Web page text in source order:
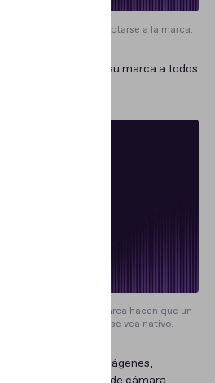
también puede adaptarse a la marca.
asignar el color de su marca a todos
en los colores de la marca hacen que un
identidad integrado se vea nativo.
agregar logotipos, imágenes,